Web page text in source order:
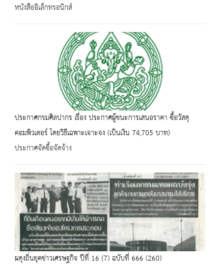
หนังสืออิเล็กทรอนิกส์
ประกาศกรมศิลปากร เรื่อง ประกาศผู้ชนะการเสนอราคา ซื้อวัสดุ
คอมพิวเตอร์ โดยวิธีเฉพาะเจาะจง (เป็นเงิน 74,705 บาท)
ประกาศจัดซื้อจัดจ้าง
ผดุงถิ่นยุคข่าวเศรษฐกิจ ปีที่ 16 (7) ฉบับที่ 666 (260)